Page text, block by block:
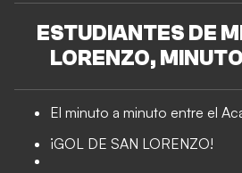
ESTUDIANTES DE
LORENZO,
El minuto a minuto entre el
¡GOL DE SAN LORENZO!